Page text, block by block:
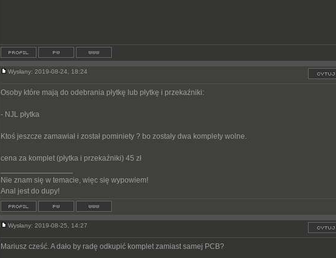
Wysłany: 2019-08-24, 18:24
Osoby które mają do odebrania płytkę lub płytkę i przekaźniki:
- NJL płytka
Ktoś jeszcze zamawiał i został pominiety ? bo zostały dwa komplety wolne.
cena za komplet (płytka i przekaźniki) 45 zł
Nie znam się w temacie, więc się wypowiem!
Anal jest do dupy!
Wysłany: 2019-08-25, 14:27
Mariusz cześć. A dało by radę odkupić komplet zamiast samej PCB?